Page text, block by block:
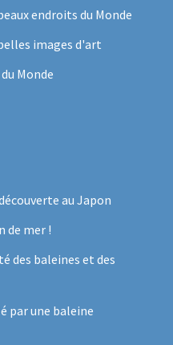
endroits du Monde
images d'art
Monde
au Japon
de mer !
des baleines et des
par une baleine